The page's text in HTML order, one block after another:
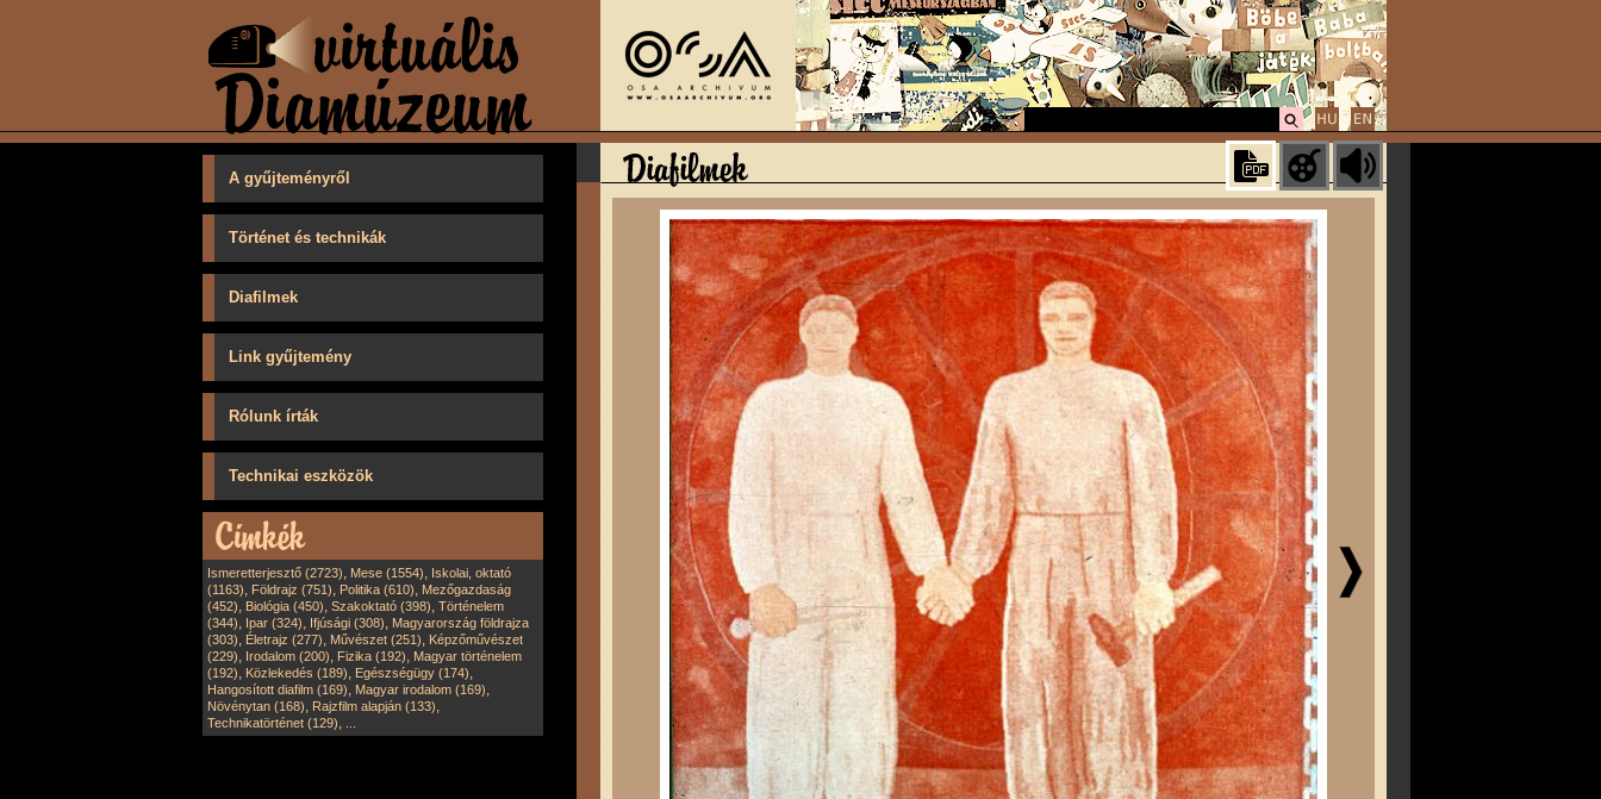
A gyűjteményről
Történet és technikák
Diafilmek
Link gyűjtemény
Rólunk írták
Technikai eszközök
Ismeretterjesztő (2723), Mese (1554), Iskolai, oktató
(1163), Földrajz (751), Politika (610), Mezőgazdaság
(452), Biológia (450), Szakoktató (398), Történelem
(344), Ipar (324), Ifjúsági (308), Magyarország földrajza
(303), Életrajz (277), Művészet (251), Képzőművészet
(229), Irodalom (200), Fizika (192), Magyar történelem
(192), Közlekedés (189), Egészségügy (174),
Hangosított diafilm (169), Magyar irodalom (169),
Növénytan (168), Rajzfilm alapján (133),
Technikatörténet (129),